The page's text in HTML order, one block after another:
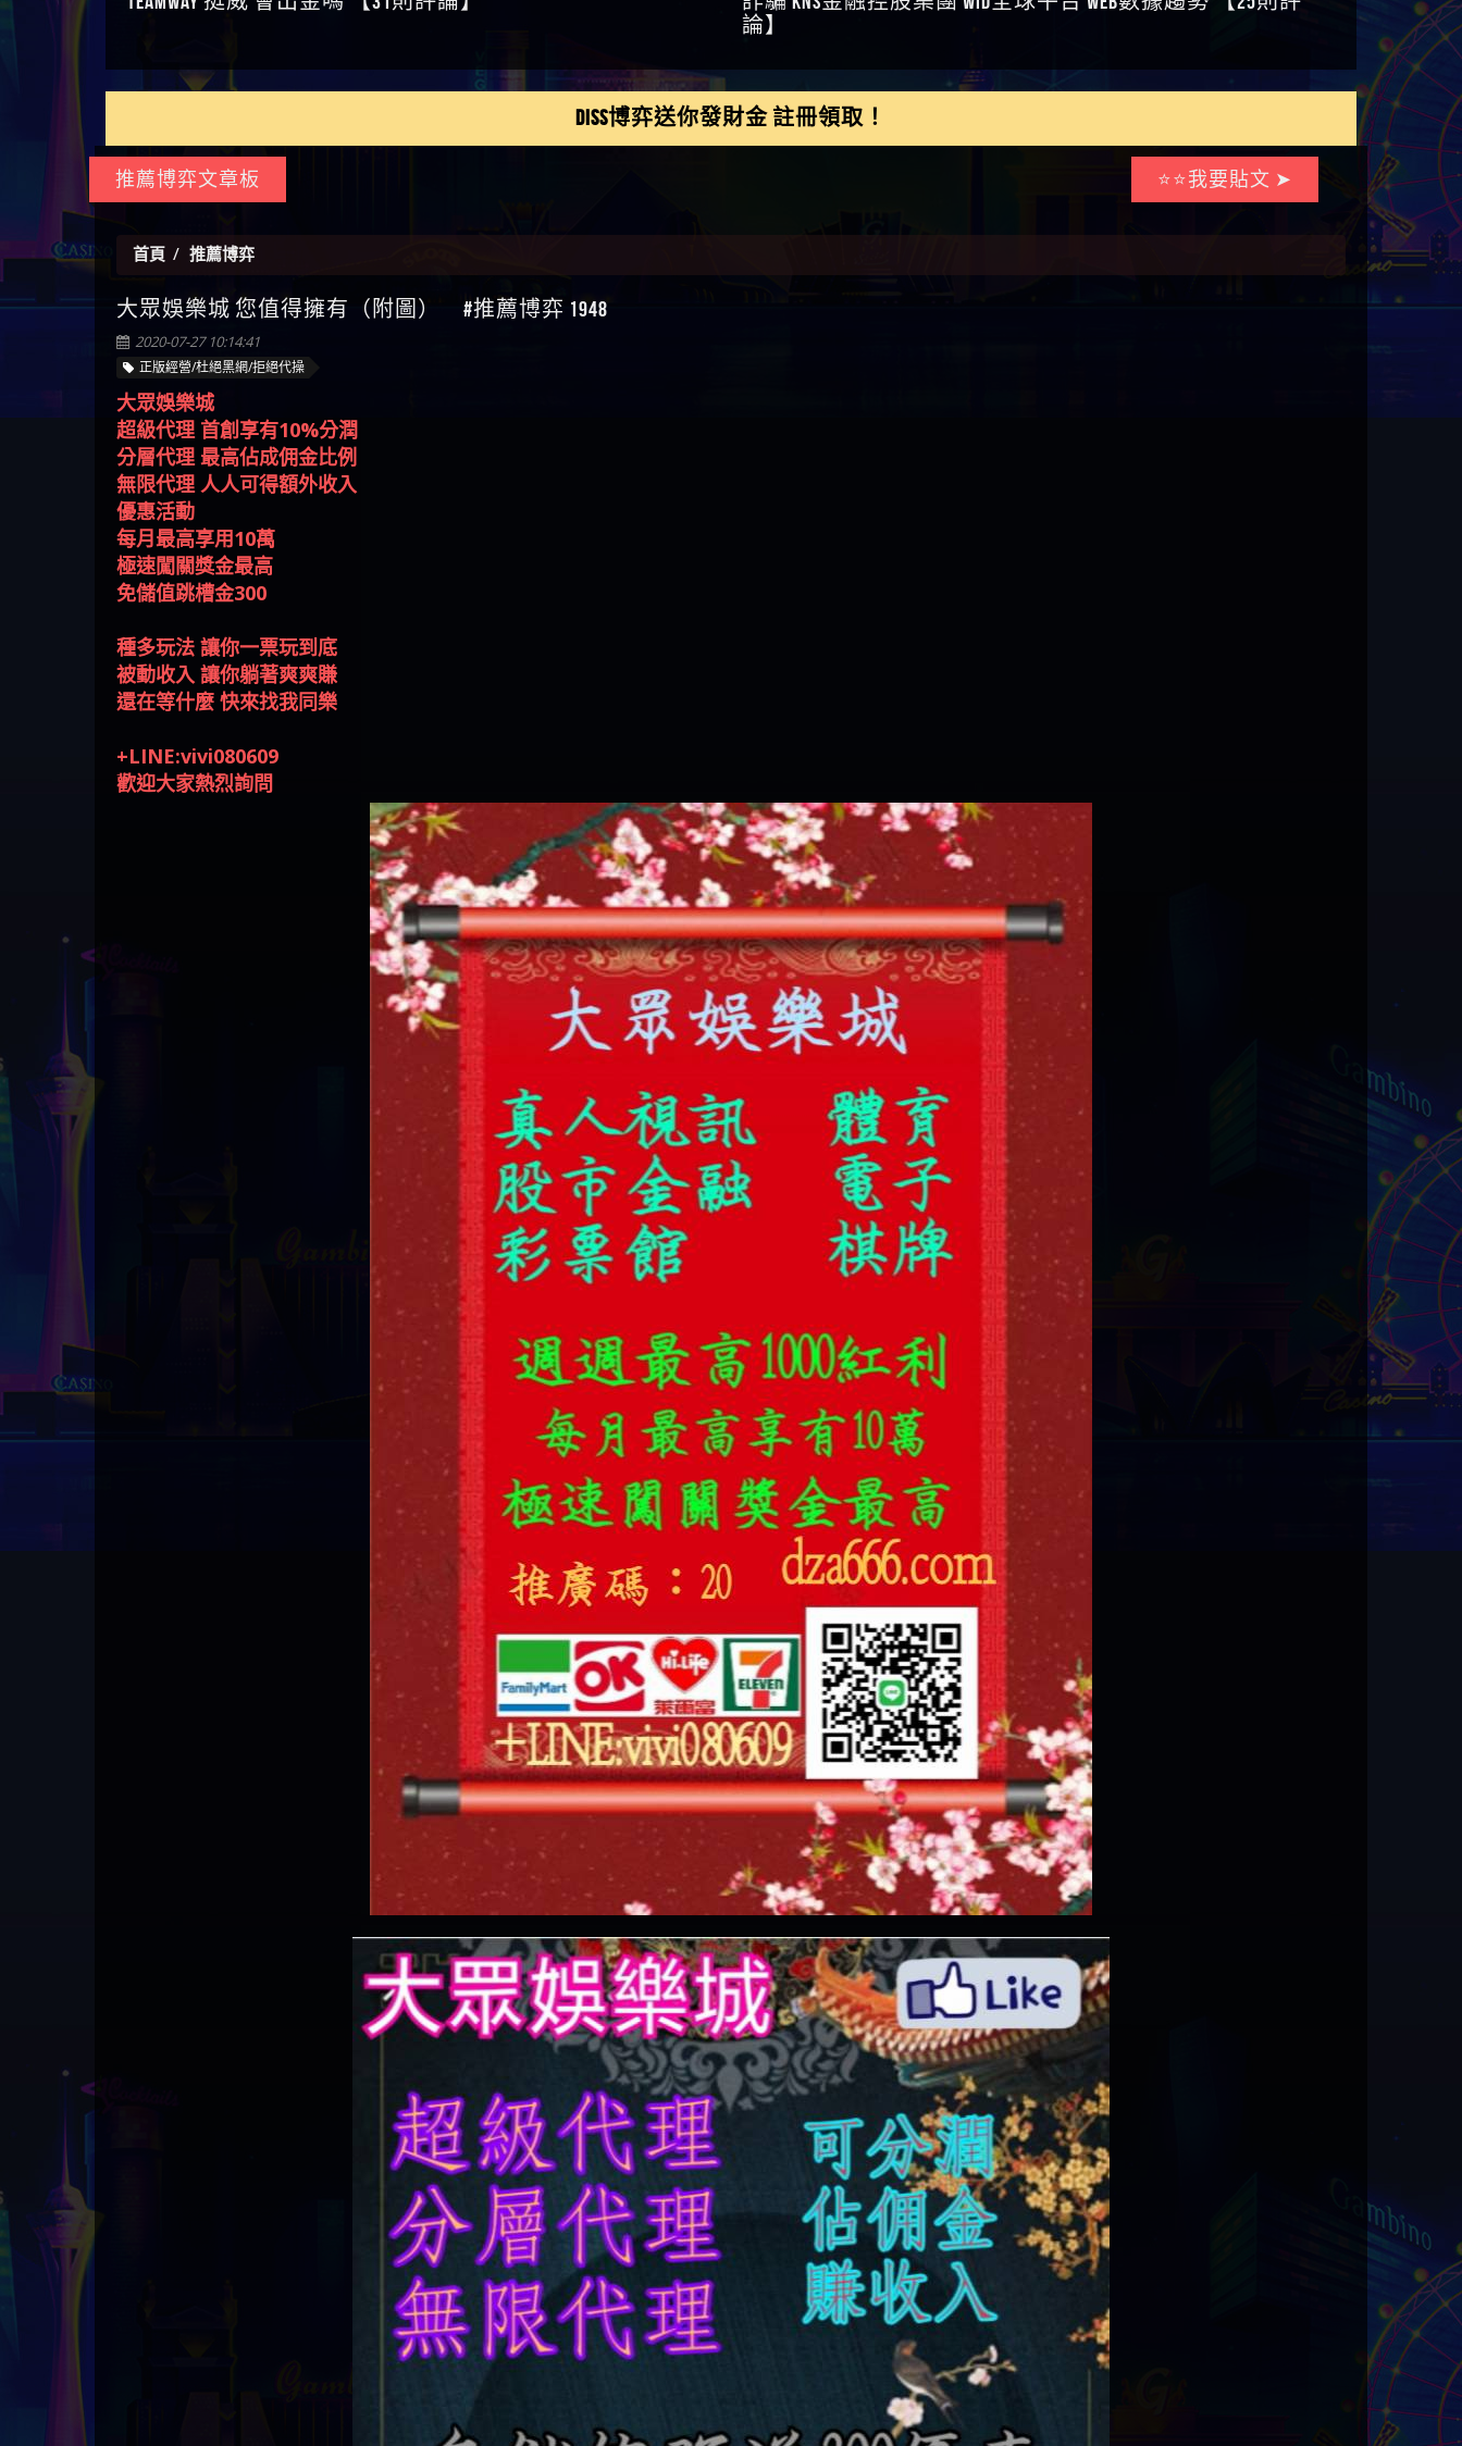
騙的錢一招拿回
詐騙的錢怎麼辦 本文教你如
騙的錢怎麼辦 本文教你如何
ALYWS是不是詐騙 ALYWS是詐騙
援助賴zg369）當當詐騙 當當
當高獲利回報被騙的家破人
亡
路，開啟你的高回報娛樂之
【其他問題】【老玩家不藏
的全攻略！
知道什麼叫超過3萬種中獎方
式！
整攻略！熱門老虎機、集鴻
運玩法、獨家試玩一次看！
【其他問題】【2025】ATG試
玩必看！戰神賽特51,000倍數
玩法攻略，輕鬆稱霸老虎
【其他問題】「拆解力智投
資詐騙套路緊急追討賴
力智投資是真的嗎 力智投資
是詐騙嗎 南部老翁還在癡迷
力智投資高回報獲利 請不要
在匯款
【其他問題】 【遇天盛商行
商行詐騙 天盛商行是不是詐
騙 天盛商行是真的嗎 天盛商
行是詐騙嗎 被天盛商行詐騙
一招教你拿回
【zg369】退休老翁被大戶e點
靈詐騙痛不欲生 大戶e點靈是
真的嗎 大戶e點靈是不是詐騙
大戶e點靈是詐騙嗎 大戶e點
靈無法出金 （大戶e點靈）教
你如何規避詐騙陷阱
【其他問題】 弘記投資詐騙
持續收割國人中【免費討回
資金賴zg369】弘記投資是詐
騙嗎 弘記投資是不是詐騙 弘
記投資是真的嗎 被弘記投資
詐騙的錢怎麼辦 本文教你如
何拿回被騙資金
【其他問題】 被騙追回賴
【zg369】KnTop利用新型詐騙
手法欺詐群眾 KnTop是真的嗎
KnTop是不是詐騙 KnTop是詐騙
嗎 【KnTop】KnTop無法出金 被
KnTop詐騙的錢一招拿回
【其他問題】機台運算專案
詐騙持續收割國人中【免費
討回資金賴zg369】機台運算
專案是詐騙嗎 機台運算專案
是不是詐騙 機台運算專案是
真的嗎 被機台運算專案詐騙
的錢怎麼辦 本文教你如何拿
回被騙資金
【其他問題】 Hoyabit詐騙持
續收割國人中【免費討回資
金賴zg369】Hoyabit是詐騙嗎
Hoyabit是不是詐騙 Hoyabit是真
的嗎 被HoyabitHoyabit詐騙的錢
怎麼辦 本文教你如何拿回被
騙資金
【其他問題】KS.M多元化行銷
詐騙持續收割國人中【免費
討回資金賴zg369】KS.M多元化
行銷是詐騙嗎 KS.M多元化行
銷是不是詐騙 KS.M多元化行
銷是真的嗎 被KS.M多元化行
銷詐騙的錢怎麼辦 本文教你
如何拿回被騙資金
【其他問題】免費追回賴
「zg369」深度解析野原家
Family & Love如何詐騙 野原家
Family & Love是不是詐騙 野原家
Family & Love是真的嗎 野原家
Family & Love是詐騙嗎 165多次
通報野原家 Family & Love是詐騙
平台 請遠離
【其他問題】元盈橋詐騙持
續收割國人中【免費討回資
金賴zg369】元盈橋是詐騙嗎
元盈橋是不是詐騙 元盈橋是
真的嗎 被元盈橋詐騙的錢怎
麼辦 本文教你如何拿回被騙
資金
【其他問題】被騙追回賴
【zg369】M.L.Edge利用新型詐
騙手法欺詐群眾 M.L.Edge是真
的嗎 M.L.Edge是不是詐騙
M.L.Edge是詐騙嗎 【M.L.Edge】
M.L.Edge無法出金 被M.L.Edge詐
【其他問題】 Robinhood詐騙
持續收割國人中【免費討回
資金賴zg369】Robinhood是詐騙
嗎 Robinhood是不是詐騙
Robinhood是真的嗎 被Robinhood
何拿回被騙資金
【其他問題】FLTO詐騙持續收
割國人中【免費討回資金賴
zg369】FLTO是詐騙嗎 FLTO是不
是詐騙 FLTO是真的嗎 被FLTO詐
拿回被騙資金
【其他問題】 遇詐騙求救賴
【zg369】八旬老翁被ALYWS詐
騙家破人亡 ALYWS是真的嗎
嗎 （ALYWS）無法出金 請小心
群組暗椿
【其他問題】 一招教你揭秘
新型詐騙手法 （受害者免費
是不是詐騙 當當是真的嗎 當
當是詐騙嗎 六旬老婦深信當
當高獲利回報被騙的家破人
【王亞廷】#免費手遊#錢龍
【蔡如軒】黑網一個呵呵
接鎖帳號可以去吃屎
【陳靜茹】推薦小畢，我也
【AVA娛樂城】還會自己做假
對話來毀謗欸哈哈哈好厲
【陳順堪】黑網不出金
DISS博弈送你發財金 註冊領取！
大眾娛樂城 您值得擁有（附圖） #推薦博弈 1948
2020-07-27 10:14:41
正版經營/杜絕黑網/拒絕代操
大眾娛樂城
超級代理 首創享有10%分潤
分層代理 最高佔成佣金比例
無限代理 人人可得額外收入
優惠活動
每月最高享用10萬
極速闖關獎金最高
免儲值跳槽金300
種多玩法 讓你一票玩到底
被動收入 讓你躺著爽爽賺
還在等什麼 快來找我同樂
+LINE:vivi080609